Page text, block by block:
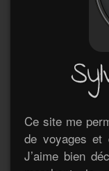
Ce site me
de voyages et
J’aime bien